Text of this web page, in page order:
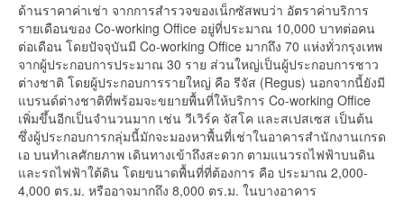
ด้านราคาค่าเช่า จากการสำรวจของเน็กซัสพบว่า อัตราค่าบริการ
รายเดือนของ Co-working Office อยู่ที่ประมาณ 10,000 บาทต่อคน
ต่อเดือน โดยปัจจุบันมี Co-working Office มากถึง 70 แห่งทั่วกรุงเทพ
จากผู้ประกอบการประมาณ 30 ราย ส่วนใหญ่เป็นผู้ประกอบการชาว
ต่างชาติ โดยผู้ประกอบการรายใหญ่ คือ รีจัส (Regus) นอกจากนี้ยังมี
แบรนด์ต่างชาติที่พร้อมจะขยายพื้นที่ให้บริการ Co-working Office
เพิ่มขึ้นอีกเป็นจำนวนมาก เช่น วีเวิร์ค จัสโค และสเปสเซส เป็นต้น
ซึ่งผู้ประกอบการกลุ่มนี้มักจะมองหาพื้นที่เช่าในอาคารสำนักงานเกรด
เอ บนทำเลศักยภาพ เดินทางเข้าถึงสะดวก ตามแนวรถไฟฟ้าบนดิน
และรถไฟฟ้าใต้ดิน โดยขนาดพื้นที่ที่ต้องการ คือ ประมาณ 2,000-
4,000 ตร.ม. หรืออาจมากถึง 8,000 ตร.ม. ในบางอาคาร